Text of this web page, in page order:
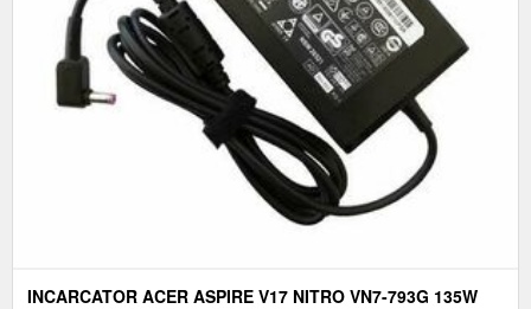
INCARCATOR ACER ASPIRE V17 NITRO VN7-793G 135W